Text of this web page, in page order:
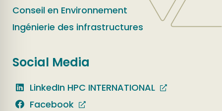
Conseil en Environnement
Ingénierie des infrastructures
Social Media
LinkedIn HPC INTERNATIONAL
Facebook